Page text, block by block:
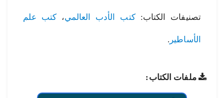
تصنيفات الكتاب:كتب الأدب العالمي، كتب علم
الأساطير .
ملفات الكتاب: